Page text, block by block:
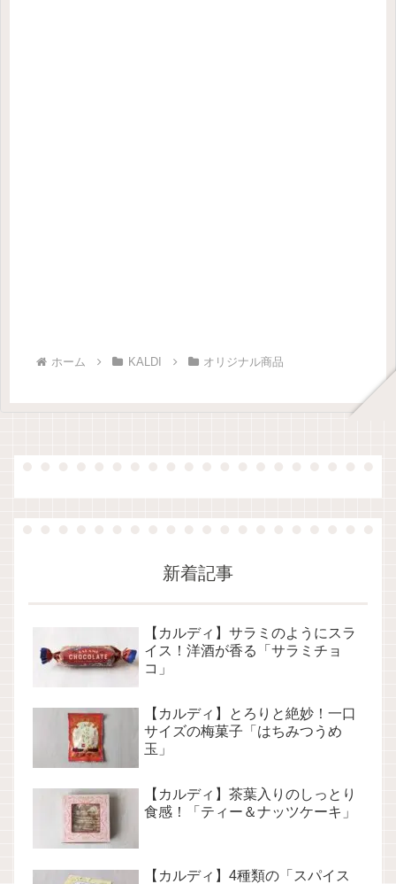
ホーム KALDI オリジナル商品
新着記事
【カルディ】サラミのようにスラ
イス！洋酒が香る「サラミチョ
コ」
【カルディ】とろりと絶妙！一口
サイズの梅菓子「はちみつうめ
玉」
【カルディ】茶葉入りのしっとり
食感！「ティー＆ナッツケーキ」
【カルディ】4種類の「スパイス